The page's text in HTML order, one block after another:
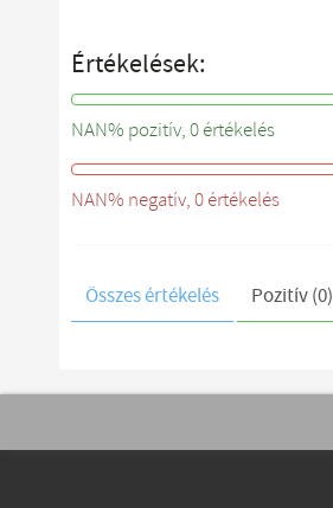
Értékelések:
NAN%
NAN% pozitív, 0 értékelés
NAN%
NAN% negatív, 0 értékelés
Összes értékelés Pozitív (0)